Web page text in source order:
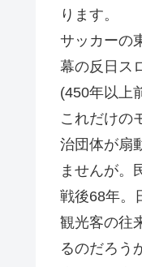
ります。
サッカーの
幕の反日ス
(450年以上
これだけの
治団体が扇
ませんが。
戦後68年。
観光客の往
るのだろう